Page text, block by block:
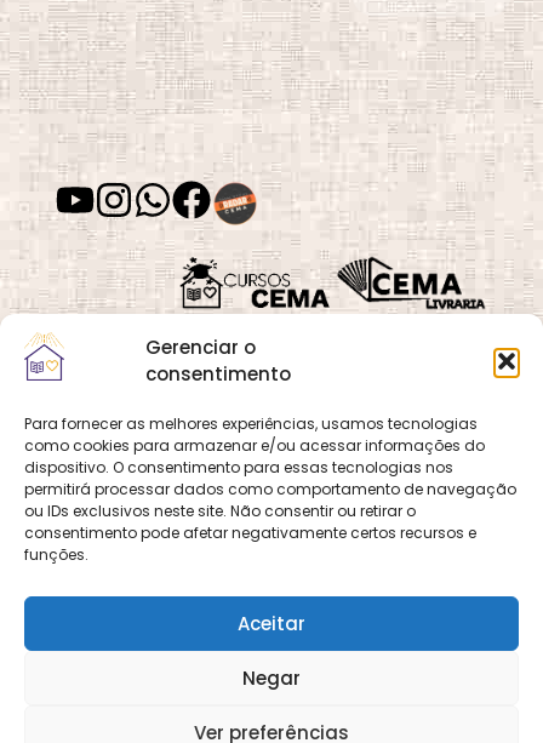
Gerenciar o
consentimento
Para fornecer as melhores experiências, usamos tecnologias
como cookies para armazenar e/ou acessar informações do
dispositivo. O consentimento para essas tecnologias nos
permitirá processar dados como comportamento de navegação
ou IDs exclusivos neste site. Não consentir ou retirar o
consentimento pode afetar negativamente certos recursos e
funções.
Aceitar
Negar
Ver preferências
Quadra 02, Lote 16,
Vila Vicentina,
Planaltina, Brasília-
DF. CEP 73.320-140
CNPJ: 01.600.089/0001-
DECOM - A Voz do
OCemaneté um site
que pertence e é gerido
pelo CEMA, assim